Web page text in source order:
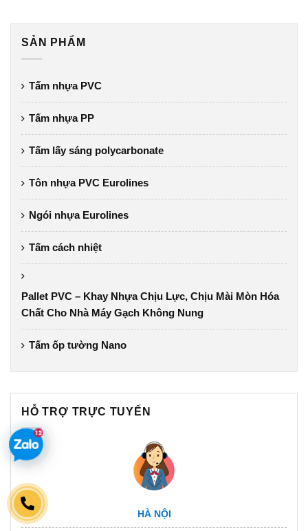
SẢN PHẨM
Tấm nhựa PVC
Tấm nhựa PP
Tấm lấy sáng polycarbonate
Tôn nhựa PVC Eurolines
Ngói nhựa Eurolines
Tấm cách nhiệt
Pallet PVC – Khay Nhựa Chịu Lực, Chịu Mài Mòn Hóa
Chất Cho Nhà Máy Gạch Không Nung
Tấm ốp tường Nano
HỖ TRỢ TRỰC TUYẾN
HÀ NỘI